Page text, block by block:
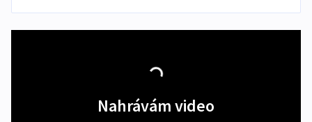
Nahrávám video